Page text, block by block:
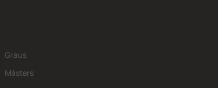
Graus
Màsters